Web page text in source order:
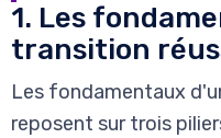
1. Les
transition
Les fondamentaux
reposent sur trois